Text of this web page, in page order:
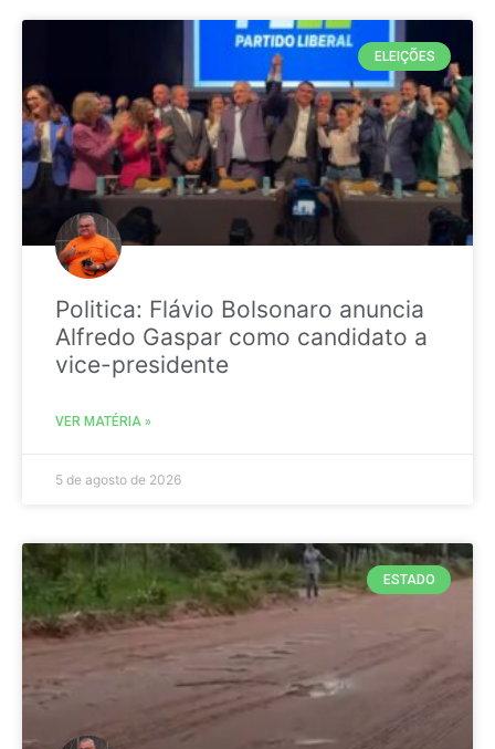
ELEIÇÕES
Politica: Flávio Bolsonaro anuncia
Alfredo Gaspar como candidato a
vice-presidente
VER MATÉRIA »
5 de agosto de 2026
ESTADO